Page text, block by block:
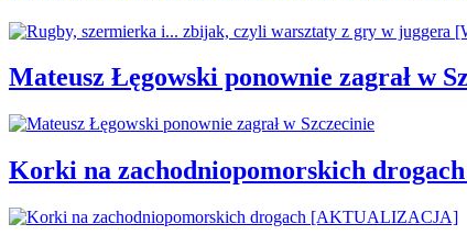
Mateusz Łęgowski ponownie zagrał w
Korki na zachodniopomorskich